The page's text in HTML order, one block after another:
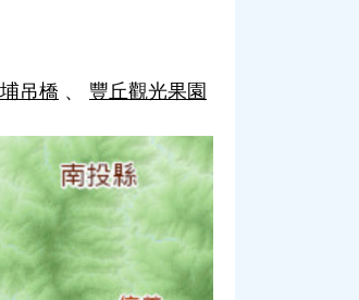
吊橋 豐丘觀光果園